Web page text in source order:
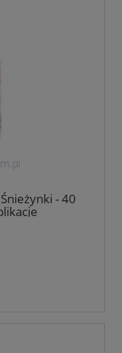
- 40